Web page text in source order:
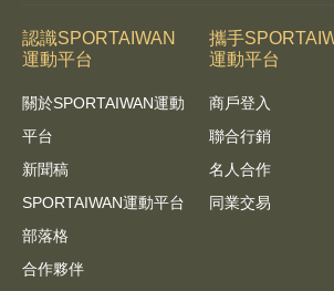
認識SPORTAIWAN
運動平台
關於SPORTAIWAN運動
平台
新聞稿
SPORTAIWAN運動平台
部落格
合作夥伴
攜手
運動平台
商戶登入
聯合行銷
名人合作
同業交易